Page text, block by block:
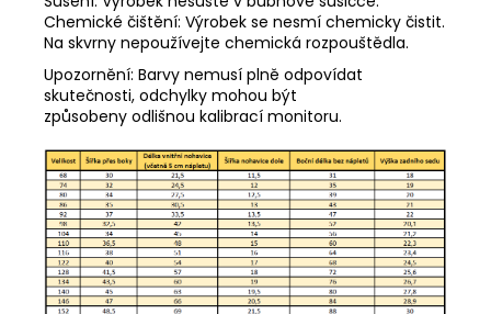
Chemické čištění: Výrobek se nesmí chemicky čistit.
Na skvrny nepoužívejte chemická rozpouštědla.
Upozornění: Barvy nemusí plně odpovídat
skutečnosti, odchylky mohou být
způsobeny odlišnou kalibrací monitoru.